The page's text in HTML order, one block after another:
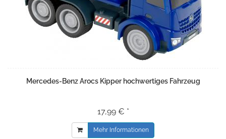
Mercedes-Benz Arocs Kipper hochwertiges Fahrzeug
17,99 € *
Mehr Informationen